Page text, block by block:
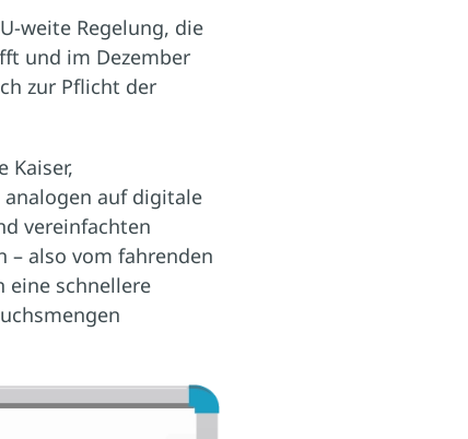
weite Regelung, die
und im Dezember
zur Pflicht der
Kaiser,
auf digitale
vereinfachten
– also vom fahrenden
eine schnellere